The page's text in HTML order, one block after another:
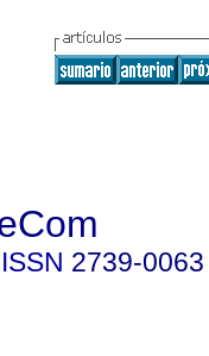
ISSN 2739-0063